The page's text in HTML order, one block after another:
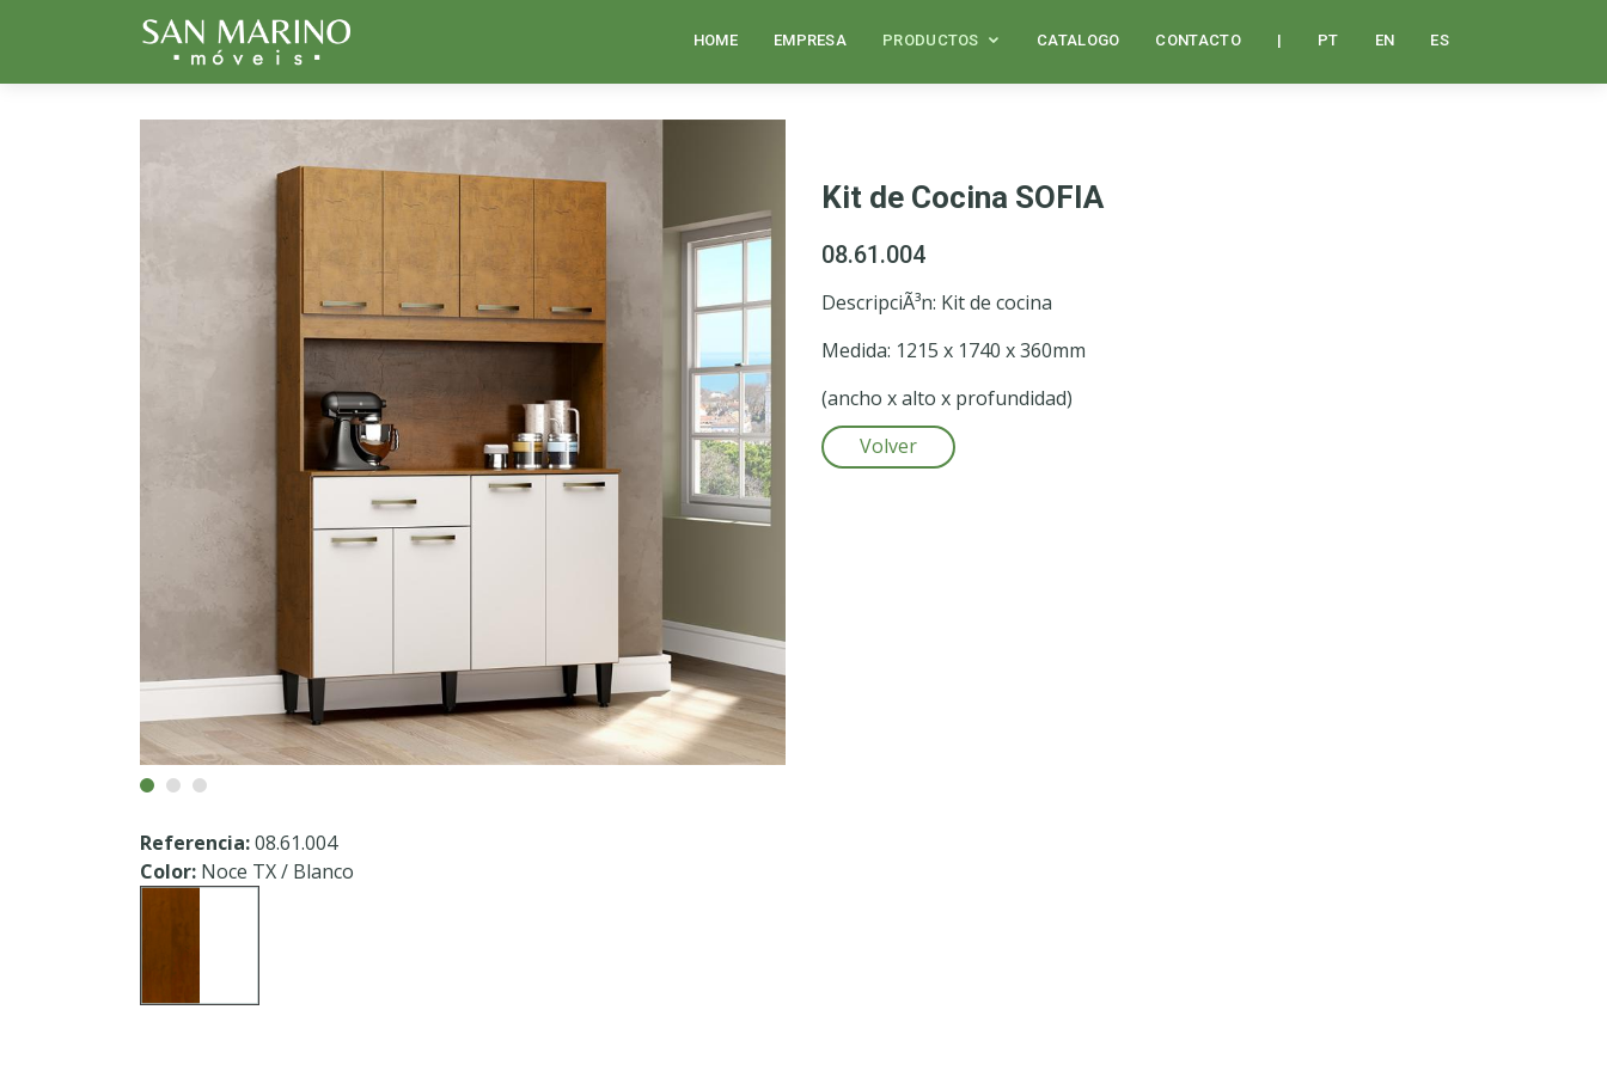
HOME EMPRESA PRODUCTOS CATALOGO CONTACTO | PT EN ES
Kit de Cocina SOFIA
08.61.004
DescripciÃ³n: Kit de cocina
Medida: 1215 x 1740 x 360mm
(ancho x alto x profundidad)
Volver
Referencia:08.61.004
Color: Noce TX / Blanco